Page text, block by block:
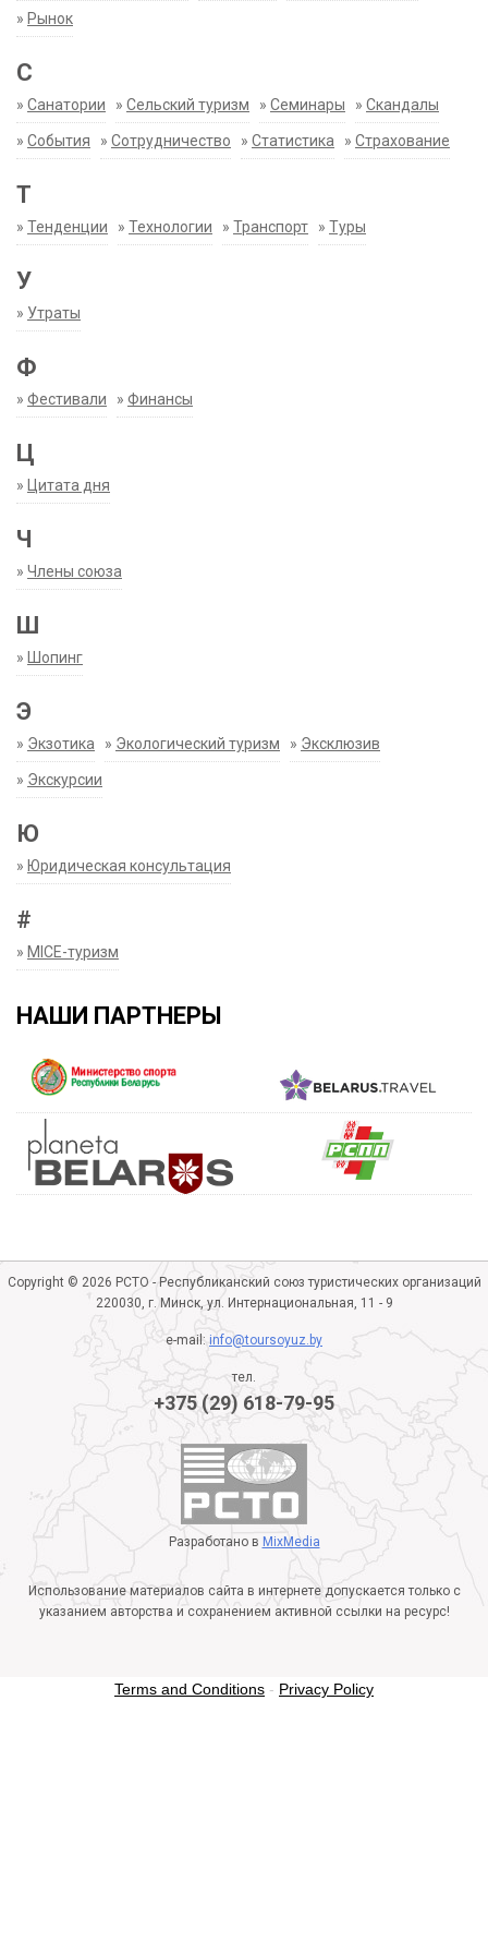
» Рынок
С
» Санатории » Сельский туризм » Семинары » Скандалы
» События » Сотрудничество » Статистика » Страхование
Т
» Тенденции » Технологии » Транспорт » Туры
У
» Утраты
Ф
» Фестивали » Финансы
Ц
» Цитата дня
Ч
» Члены союза
Ш
» Шопинг
Э
» Экзотика » Экологический туризм » Эксклюзив
» Экскурсии
Ю
» Юридическая консультация
#
» MICE-туризм
НАШИ ПАРТНЕРЫ
Copyright © 2026 РСТО - Республиканский союз туристических организаций
220030, г. Минск, ул. Интернациональная, 11 - 9
e-mail:info@toursoyuz.by
тел.
+375 (29) 618-79-95
Разработано в MixMedia
Использование материалов сайта в интернете допускается только с
указанием авторства и сохранением активной ссылки на ресурс!
Terms and Conditions - Privacy Policy